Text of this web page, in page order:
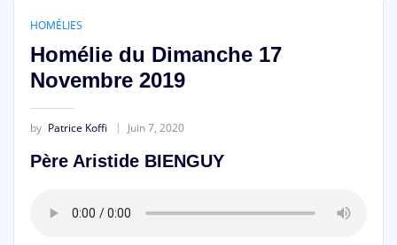
HOMÉLIES
Homélie du Dimanche 17
Novembre 2019
by Patrice Koffi Juin 7, 2020
Père Aristide BIENGUY